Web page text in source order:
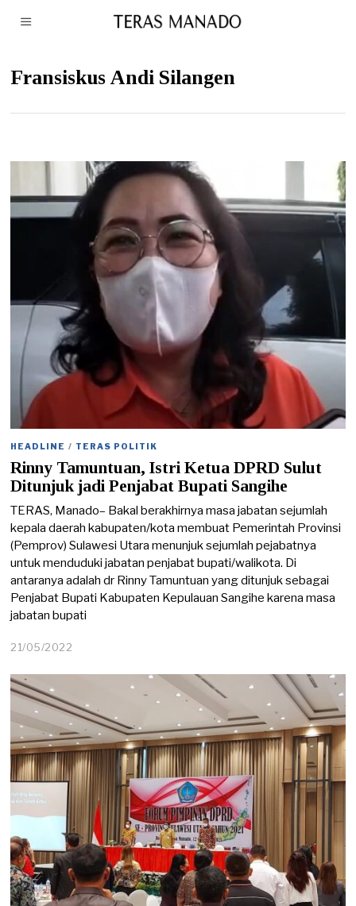
Fransiskus Andi Silangen
HEADLINE / TERAS POLITIK
Rinny Tamuntuan, Istri Ketua DPRD Sulut
Ditunjuk jadi Penjabat Bupati Sangihe
TERAS, Manado– Bakal berakhirnya masa jabatan sejumlah
kepala daerah kabupaten/kota membuat Pemerintah Provinsi
(Pemprov) Sulawesi Utara menunjuk sejumlah pejabatnya
untuk menduduki jabatan penjabat bupati/walikota. Di
antaranya adalah dr Rinny Tamuntuan yang ditunjuk sebagai
Penjabat Bupati Kabupaten Kepulauan Sangihe karena masa
jabatan bupati
21/05/2022
/
5
/
2
0
2
2